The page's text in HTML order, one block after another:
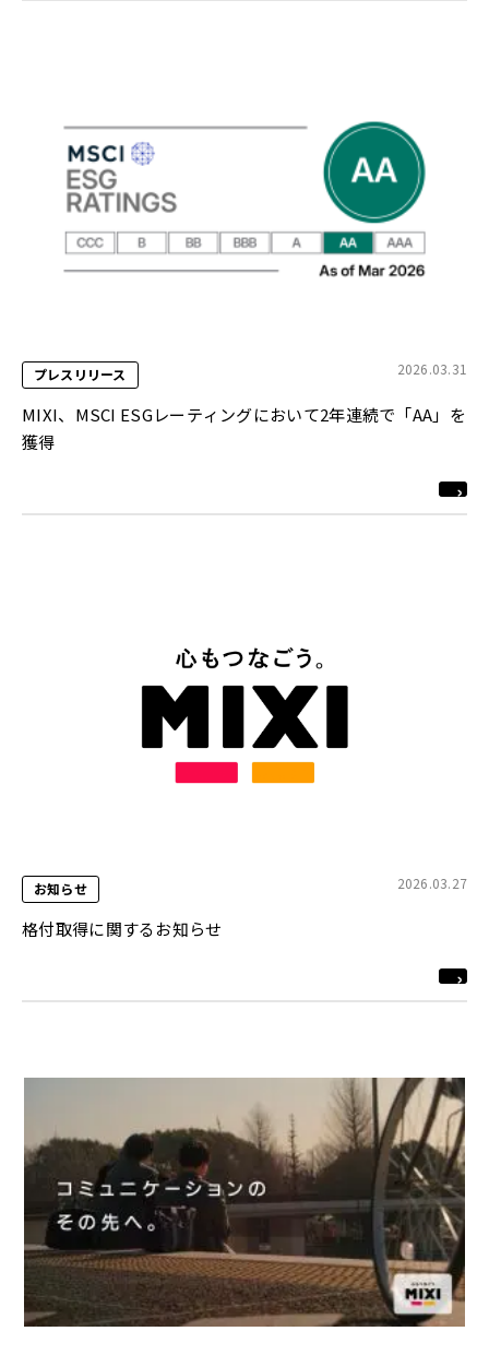
プレスリリース 2026.03.31
MIXI、MSCI ESGレーティングにおいて2年連続で「AA」を
獲得
お知らせ 2026.03.27
格付取得に関するお知らせ